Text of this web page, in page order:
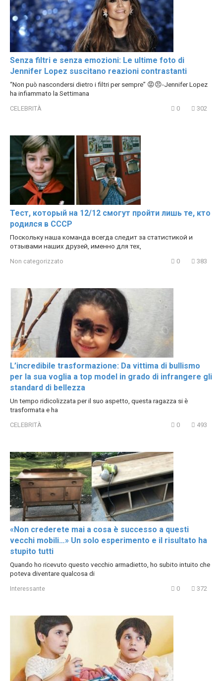
Senza filtri e senza emozioni: Le ultime foto di
Jennifer Lopez suscitano reazioni contrastanti
“Non può nascondersi dietro i filtri per sempre” 😡😠-Jennifer Lopez
ha infiammato la Settimana
CELEBRITÀ 0 302
Тест, который на 12/12 смогут пройти лишь те, кто
родился в СССР
Поскольку наша команда всегда следит за статистикой и
отзывами наших друзей, именно для тех,
Non categorizzato 0 383
L’incredibile trasformazione: Da vittima di bullismo
per la sua voglia a top model in grado di infrangere gli
standard di bellezza
Un tempo ridicolizzata per il suo aspetto, questa ragazza si è
trasformata e ha
CELEBRITÀ 0 493
«Non crederete mai a cosa è successo a questi
vecchi mobili…» Un solo esperimento e il risultato ha
stupito tutti
Quando ho ricevuto questo vecchio armadietto, ho subito intuito che
poteva diventare qualcosa di
Interessante 0 372